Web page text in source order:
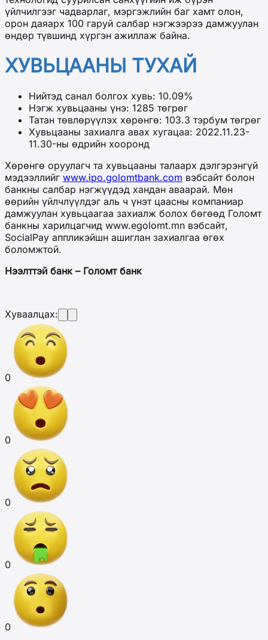
үйлчилгээг чадварлаг, мэргэжлийн баг хамт олон,
орон даяарх 100 гаруй салбар нэгжээрээ дамжуулан
өндөр түвшинд хүргэн ажиллаж байна.
ХУВЬЦААНЫ ТУХАЙ
Нийтэд санал болгох хувь: 10.09%
Нэгж хувьцааны үнэ: 1285 төгрөг
Татан төвлөрүүлэх хөрөнгө: 103.3 тэрбум төгрөг
Хувьцааны захиалга авах хугацаа: 2022.11.23-
11.30-ны өдрийн хооронд
Хөрөнгө оруулагч та хувьцааны талаарх дэлгэрэнгүй
мэдээллийг www.ipo.golomtbank.com вэбсайт болон
банкны салбар нэгжүүдэд хандан аваарай. Мөн
өөрийн үйлчлүүлдэг аль ч үнэт цаасны компаниар
дамжуулан хувьцаагаа захиалж болох бөгөөд Голомт
банкны харилцагчид www.egolomt.mn вэбсайт,
SocialPay аппликэйшн ашиглан захиалгаа өгөх
боломжтой.
Нээлттэй банк – Голомт банк
Хуваалцах:
0
0
0
0
0